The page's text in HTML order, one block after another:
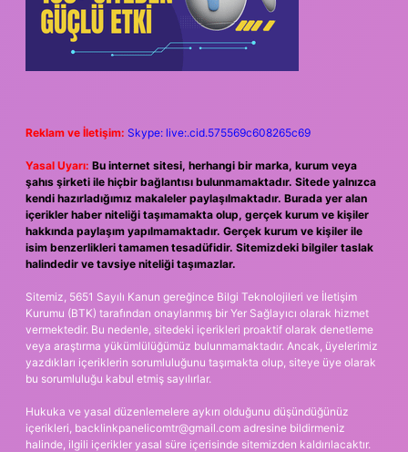
Reklam ve İletişim: Skype: live:.cid.575569c608265c69
Yasal Uyarı: Bu internet sitesi, herhangi bir marka, kurum veya
şahıs şirketi ile hiçbir bağlantısı bulunmamaktadır. Sitede yalnızca
kendi hazırladığımız makaleler paylaşılmaktadır. Burada yer alan
içerikler haber niteliği taşımamakta olup, gerçek kurum ve kişiler
hakkında paylaşım yapılmamaktadır. Gerçek kurum ve kişiler ile
isim benzerlikleri tamamen tesadüfidir. Sitemizdeki bilgiler taslak
halindedir ve tavsiye niteliği taşımazlar.
Sitemiz, 5651 Sayılı Kanun gereğince Bilgi Teknolojileri ve İletişim
Kurumu (BTK) tarafından onaylanmış bir Yer Sağlayıcı olarak hizmet
vermektedir. Bu nedenle, sitedeki içerikleri proaktif olarak denetleme
veya araştırma yükümlülüğümüz bulunmamaktadır. Ancak, üyelerimiz
yazdıkları içeriklerin sorumluluğunu taşımakta olup, siteye üye olarak
bu sorumluluğu kabul etmiş sayılırlar.
Hukuka ve yasal düzenlemelere aykırı olduğunu düşündüğünüz
içerikleri, backlinkpanelicomtr@gmail.com adresine bildirmeniz
halinde, ilgili içerikler yasal süre içerisinde sitemizden kaldırılacaktır.